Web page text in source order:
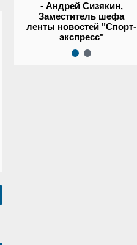
- Андрей Сизякин,
Заместитель шефа
ленты новостей "Спорт-
экспресс"
1 2